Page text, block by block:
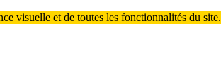
visuelle et de toutes les fonctionnalités du site.